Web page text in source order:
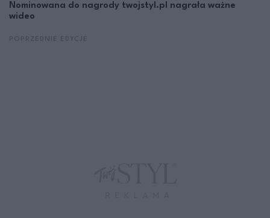
Nominowana do nagrody twojstyl.pl nagrała ważne
wideo